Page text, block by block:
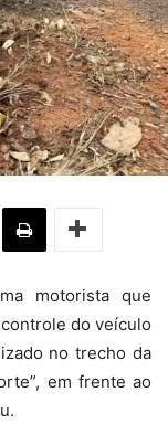
motorista que
do veículo
no trecho da
em frente ao